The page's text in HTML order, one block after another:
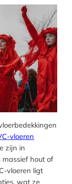
vloeren
zijn in
hout of
vloeren ligt
wat ze